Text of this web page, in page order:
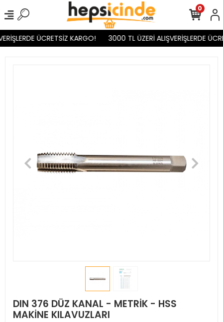
ÜCRETSİZ KARGO! 3000 TL ÜZERİ ALIŞVERİŞLERDE
0
DIN 376 DÜZ KANAL - METRİK - HSS
MAKİNE KILAVUZLARI